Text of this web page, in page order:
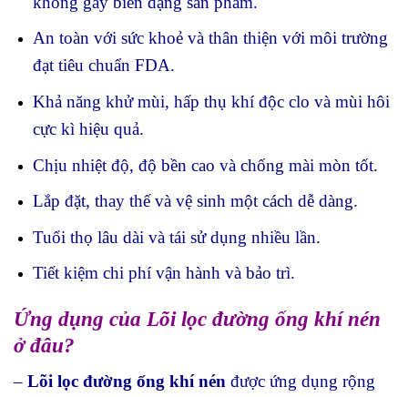
An toàn với sức khoẻ và thân thiện với môi trường
đạt tiêu chuẩn FDA.
Khả năng khử mùi, hấp thụ khí độc clo và mùi hôi
cực kì hiệu quả.
Chịu nhiệt độ, độ bền cao và chống mài mòn tốt.
Lắp đặt, thay thế và vệ sinh một cách dễ dàng.
Tuổi thọ lâu dài và tái sử dụng nhiều lần.
Tiết kiệm chi phí vận hành và bảo trì.
Ứng dụng của Lõi lọc đường ống khí nén
ở đâu?
– Lõi lọc đường ống khí nén được ứng dụng rộng